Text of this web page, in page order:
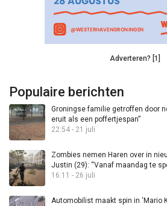
Adverteren? [1]
Populaire berichten
Groningse familie getroffen door
eruit als een poffertjespan”
22:54 - 21 juli
Zombies nemen Haren over in
Justin (29): “Vanaf maandag te
16:11 - 26 juli
Automobilist maakt spin in ‘Mario